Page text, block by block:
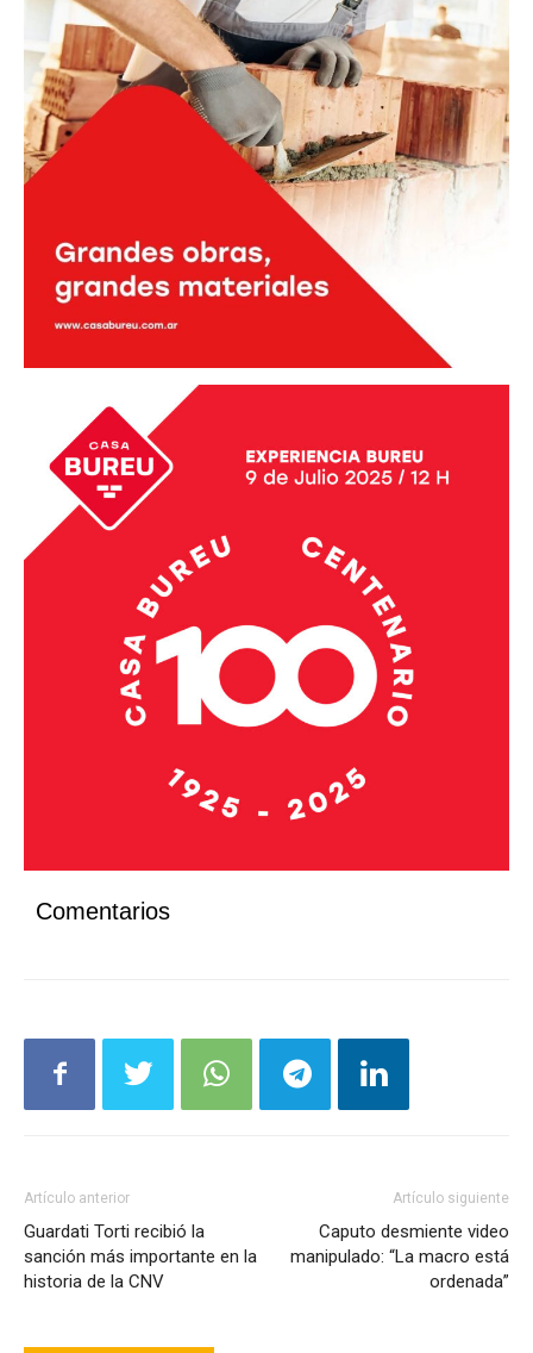
Comentarios
Artículo anterior
Guardati Torti recibió la
sanción más importante en la
historia de la CNV
Artículo siguiente
Caputo desmiente video
manipulado: “La macro está
ordenada”